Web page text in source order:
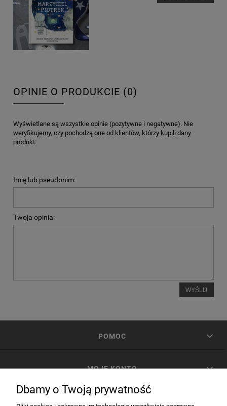
OPINIE O PRODUKCIE (0)
Wyświetlane są wszystkie opinie (pozytywne i negatywne). Nie
weryfikujemy, czy pochodzą one od klientów, którzy kupili dany
produkt.
Imię lub pseudonim:
Twoja opinia:
WYŚLIJ
POMOC
MOJE KONTO
Dbamy o Twoją prywatność